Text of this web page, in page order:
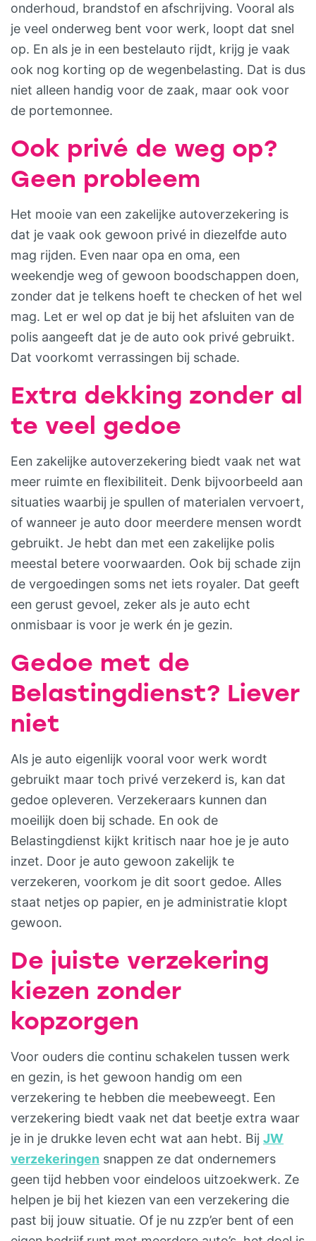
onderhoud, brandstof en afschrijving. Vooral als
je veel onderweg bent voor werk, loopt dat snel
op. En als je in een bestelauto rijdt, krijg je vaak
ook nog korting op de wegenbelasting. Dat is dus
niet alleen handig voor de zaak, maar ook voor
de portemonnee.
Ook privé de weg op?
Geen probleem
Het mooie van een zakelijke autoverzekering is
dat je vaak ook gewoon privé in diezelfde auto
mag rijden. Even naar opa en oma, een
weekendje weg of gewoon boodschappen doen,
zonder dat je telkens hoeft te checken of het wel
mag. Let er wel op dat je bij het afsluiten van de
polis aangeeft dat je de auto ook privé gebruikt.
Dat voorkomt verrassingen bij schade.
Extra dekking zonder al
te veel gedoe
Een zakelijke autoverzekering biedt vaak net wat
meer ruimte en flexibiliteit. Denk bijvoorbeeld aan
situaties waarbij je spullen of materialen vervoert,
of wanneer je auto door meerdere mensen wordt
gebruikt. Je hebt dan met een zakelijke polis
meestal betere voorwaarden. Ook bij schade zijn
de vergoedingen soms net iets royaler. Dat geeft
een gerust gevoel, zeker als je auto echt
onmisbaar is voor je werk én je gezin.
Gedoe met de
Belastingdienst? Liever
niet
Als je auto eigenlijk vooral voor werk wordt
gebruikt maar toch privé verzekerd is, kan dat
gedoe opleveren. Verzekeraars kunnen dan
moeilijk doen bij schade. En ook de
Belastingdienst kijkt kritisch naar hoe je je auto
inzet. Door je auto gewoon zakelijk te
verzekeren, voorkom je dit soort gedoe. Alles
staat netjes op papier, en je administratie klopt
gewoon.
De juiste verzekering
kiezen zonder
kopzorgen
Voor ouders die continu schakelen tussen werk
en gezin, is het gewoon handig om een
verzekering te hebben die meebeweegt. Een
verzekering biedt vaak net dat beetje extra waar
je in je drukke leven echt wat aan hebt. Bij JW
verzekeringen snappen ze dat ondernemers
geen tijd hebben voor eindeloos uitzoekwerk. Ze
helpen je bij het kiezen van een verzekering die
past bij jouw situatie. Of je nu zzp’er bent of een